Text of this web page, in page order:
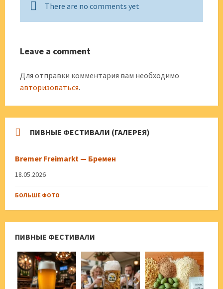
There are no comments yet
Leave a comment
Для отправки комментария вам необходимо
авторизоваться.
ПИВНЫЕ ФЕСТИВАЛИ (ГАЛЕРЕЯ)
Bremer Freimarkt — Бремен
18.05.2026
БОЛЬШЕ ФОТО
ПИВНЫЕ ФЕСТИВАЛИ